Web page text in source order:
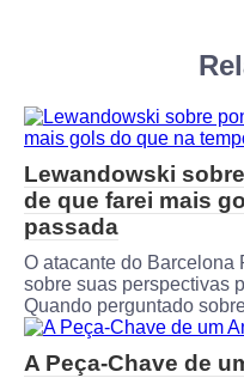
Lewandowski
de que farei mais
passada
O atacante do Barcelona
sobre suas perspectivas
Quando perguntado
A Peça-Chave de